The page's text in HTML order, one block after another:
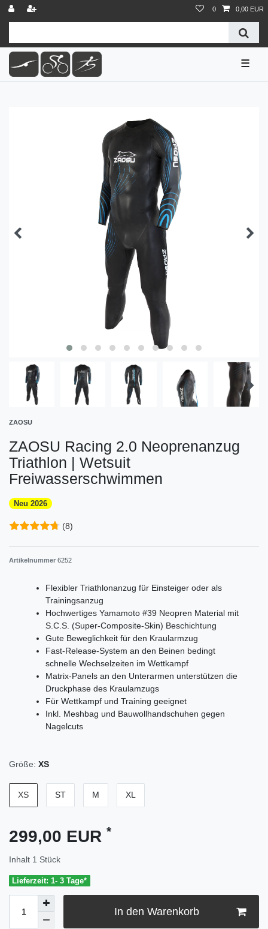
0 0,00 EUR
☰
ZAOSU
ZAOSU Racing 2.0 Neoprenanzug
Triathlon | Wetsuit
Freiwasserschwimmen
Neu 2026
(8)
Artikelnummer 6252
Flexibler Triathlonanzug für Einsteiger oder als
Trainingsanzug
Hochwertiges Yamamoto #39 Neopren Material mit
S.C.S. (Super-Composite-Skin) Beschichtung
Gute Beweglichkeit für den Kraularmzug
Fast-Release-System an den Beinen bedingt
schnelle Wechselzeiten im Wettkampf
Matrix-Panels an den Unterarmen unterstützen die
Druckphase des Kraulamzugs
Für Wettkampf und Training geeignet
Inkl. Meshbag und Bauwollhandschuhen gegen
Nagelcuts
Größe: XS
XS ST M XL
299,00 EUR *
Inhalt 1 Stück
Lieferzeit: 1- 3 Tage*
In den Warenkorb